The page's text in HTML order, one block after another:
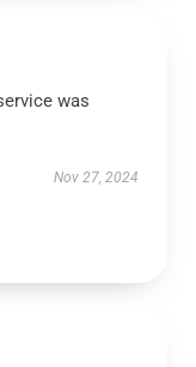
was
Nov 27, 2024